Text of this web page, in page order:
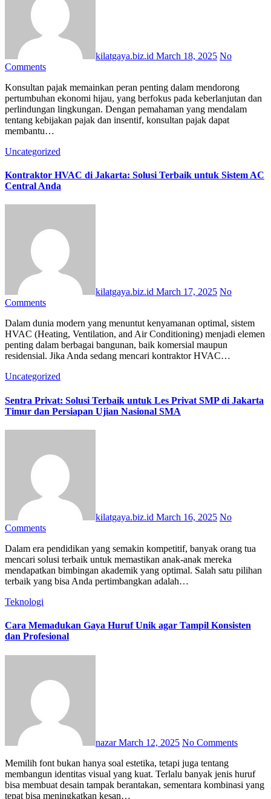
kilatgaya.biz.id March 18, 2025 No
Comments
Konsultan pajak memainkan peran penting dalam mendorong
pertumbuhan ekonomi hijau, yang berfokus pada keberlanjutan dan
perlindungan lingkungan. Dengan pemahaman yang mendalam
tentang kebijakan pajak dan insentif, konsultan pajak dapat
membantu…
Uncategorized
Kontraktor HVAC di Jakarta: Solusi Terbaik untuk Sistem AC
Central Anda
kilatgaya.biz.id March 17, 2025 No
Comments
Dalam dunia modern yang menuntut kenyamanan optimal, sistem
HVAC (Heating, Ventilation, and Air Conditioning) menjadi elemen
penting dalam berbagai bangunan, baik komersial maupun
residensial. Jika Anda sedang mencari kontraktor HVAC…
Uncategorized
Sentra Privat: Solusi Terbaik untuk Les Privat SMP di Jakarta
Timur dan Persiapan Ujian Nasional SMA
kilatgaya.biz.id March 16, 2025 No
Comments
Dalam era pendidikan yang semakin kompetitif, banyak orang tua
mencari solusi terbaik untuk memastikan anak-anak mereka
mendapatkan bimbingan akademik yang optimal. Salah satu pilihan
terbaik yang bisa Anda pertimbangkan adalah…
Teknologi
Cara Memadukan Gaya Huruf Unik agar Tampil Konsisten
dan Profesional
nazarMarch 12, 2025 No Comments
Memilih font bukan hanya soal estetika, tetapi juga tentang
membangun identitas visual yang kuat. Terlalu banyak jenis huruf
bisa membuat desain tampak berantakan, sementara kombinasi yang
tepat bisa meningkatkan kesan…